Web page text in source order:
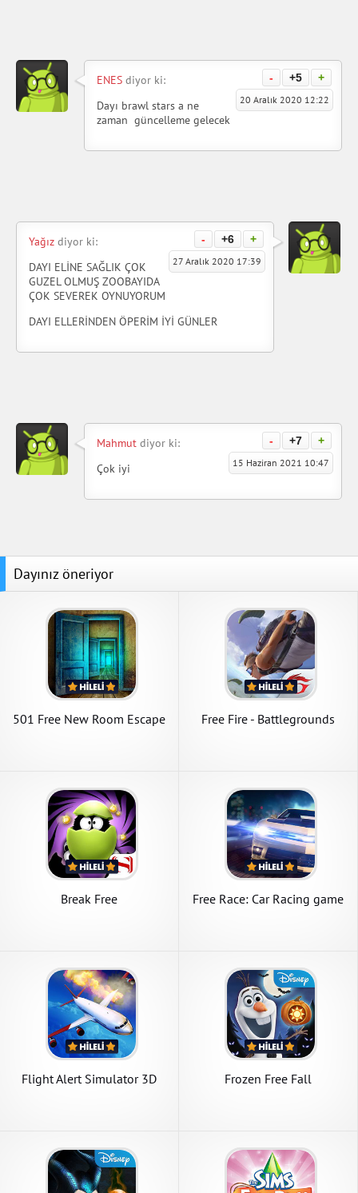
- +5 +
ENES diyor ki:
20 Aralık 2020 12:22
Dayı brawl stars a ne
zaman güncelleme gelecek
- +6 +
Yağız diyor ki:
27 Aralık 2020 17:39
DAYI ELİNE SAĞLIK ÇOK
GUZEL OLMUŞ ZOOBAYIDA
ÇOK SEVEREK OYNUYORUM
DAYI ELLERİNDEN ÖPERİM İYİ GÜNLER
- +7 +
Mahmut diyor ki:
15 Haziran 2021 10:47
Çok iyi
Dayınız öneriyor
501 Free New Room Escape
Free Fire - Battlegrounds
Break Free Free Race: Car Racing game
Flight Alert Simulator 3D
Frozen Free Fall